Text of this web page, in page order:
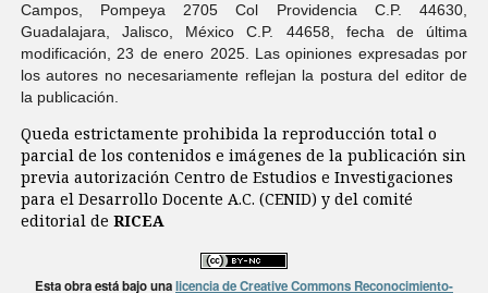
Campos, Pompeya 2705 Col Providencia C.P. 44630,
Guadalajara, Jalisco, México C.P. 44658, fecha de última
modificación, 23 de enero 2025. Las opiniones expresadas por
los autores no necesariamente reflejan la postura del editor de
la publicación.
Queda estrictamente prohibida la reproducción total o
parcial de los contenidos e imágenes de la publicación sin
previa autorización Centro de Estudios e Investigaciones
para el Desarrollo Docente A.C. (CENID) y del comité
editorial de RICEA
Esta obra está bajo unalicencia de Creative Commons Reconocimiento-